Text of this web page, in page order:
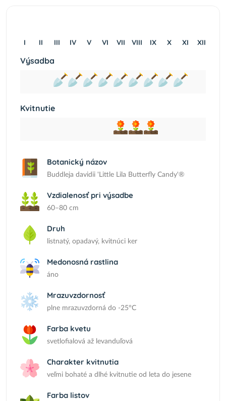
I II III IV V VI VII VIII IX X XI XII
Výsadba
Kvitnutie
Botanický názov
Buddleja davidii 'Little Lila Butterfly Candy'®
Vzdialenosť pri výsadbe
60–80 cm
Druh
listnatý, opadavý, kvitnúci ker
Medonosná rastlina
áno
Mrazuvzdornosť
plne mrazuvzdorná do -25°C
Farba kvetu
svetlofialová až levanduľová
Charakter kvitnutia
veľmi bohaté a dlhé kvitnutie od leta do jesene
Farba listov